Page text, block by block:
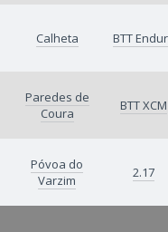
Calheta BTT
Paredes de
Coura
BTT XCM
Póvoa do
Varzim
2.17